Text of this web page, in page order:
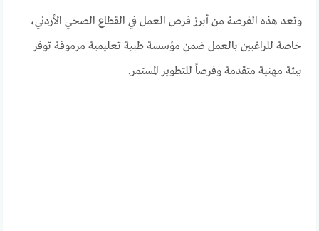
وتعد هذه الفرصة من أبرز فرص العمل في القطاع الصحي الأردني،
خاصة للراغبين بالعمل ضمن مؤسسة طبية تعليمية مرموقة توفر
بيئة مهنية متقدمة وفرصاً للتطوير المستمر.